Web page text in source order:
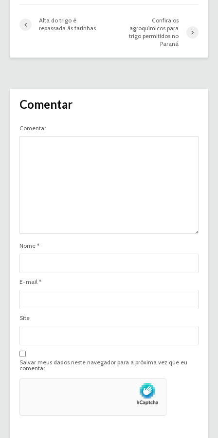
Alta do trigo é
repassada às farinhas
Confira os
agroquímicos para
trigo permitidos no
Paraná
Comentar
Comentar
Nome *
E-mail *
Site
Salvar meus dados neste navegador para a próxima vez que eu
comentar.